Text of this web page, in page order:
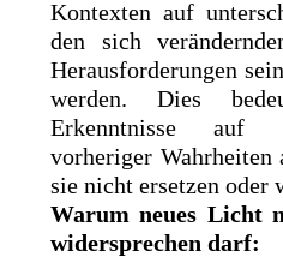
Kontexten auf
den sich
Herausforderungen
werden. Dies
Erkenntnisse auf
vorheriger Wahrheiten
sie nicht ersetzen oder
Warum neues Licht
widersprechen darf: